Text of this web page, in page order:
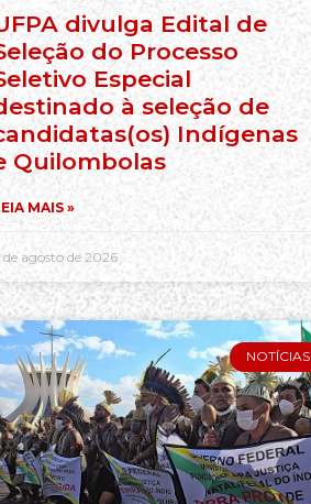
divulga Edital de
do Processo
Especial
à seleção de
Indígenas
Quilombolas
MAIS »
de agosto de 2026
NOTÍCIAS